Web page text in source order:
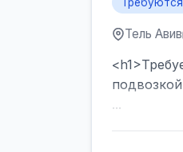
Тель Авив
...